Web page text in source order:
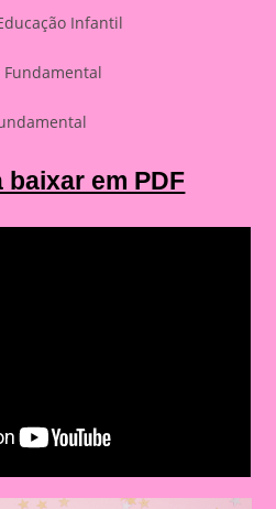
Infantil
Fundamental
em PDF